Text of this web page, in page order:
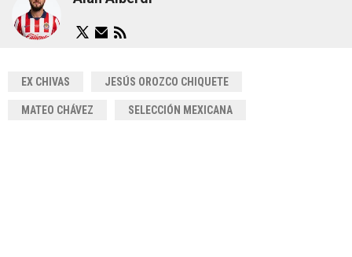
EX CHIVAS JESÚS OROZCO CHIQUETE
MATEO CHÁVEZ SELECCIÓN MEXICANA